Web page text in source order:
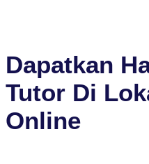
Dapatkan
Tutor Di
Online